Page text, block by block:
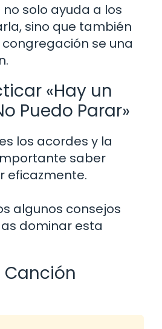
solo ayuda a los
sino que también
se una
«Hay un
Puedo Parar»
los acordes y la
saber
eficazmente.
algunos consejos
dominar esta
Canción